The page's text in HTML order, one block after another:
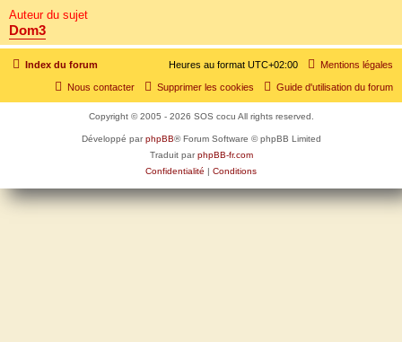
Auteur du sujet
Dom3
Index du forum Mentions légales
Heures au format UTC+02:00
Guide d'utilisation du forum
Supprimer les cookies
Nous contacter
Copyright © 2005 - 2026 SOS cocu All rights reserved.
Développé parphpBB® Forum Software © phpBB Limited
Traduit parphpBB-fr.com
Confidentialité | Conditions